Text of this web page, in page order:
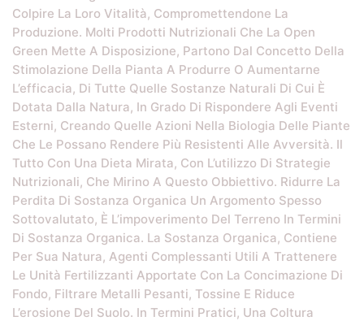
Colpire La Loro Vitalità, Compromettendone La
Produzione. Molti Prodotti Nutrizionali Che La Open
Green Mette A Disposizione, Partono Dal Concetto Della
Stimolazione Della Pianta A Produrre O Aumentarne
L’efficacia, Di Tutte Quelle Sostanze Naturali Di Cui È
Dotata Dalla Natura, In Grado Di Rispondere Agli Eventi
Esterni, Creando Quelle Azioni Nella Biologia Delle Piante
Che Le Possano Rendere Più Resistenti Alle Avversità. Il
Tutto Con Una Dieta Mirata, Con L’utilizzo Di Strategie
Nutrizionali, Che Mirino A Questo Obbiettivo. Ridurre La
Perdita Di Sostanza Organica Un Argomento Spesso
Sottovalutato, È L’impoverimento Del Terreno In Termini
Di Sostanza Organica. La Sostanza Organica, Contiene
Per Sua Natura, Agenti Complessanti Utili A Trattenere
Le Unità Fertilizzanti Apportate Con La Concimazione Di
Fondo, Filtrare Metalli Pesanti, Tossine E Riduce
L’erosione Del Suolo. In Termini Pratici, Una Coltura